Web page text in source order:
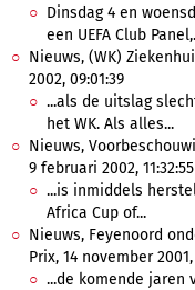
Dinsdag 4 en
een UEFA Club
Nieuws, (WK)
2002, 09:01:39
...als de uitslag
het WK. Als alles...
Nieuws,
9 februari 2002, 11:32:55
...is inmiddels
Africa Cup of...
Nieuws, Feyenoord
Prix, 14 november 2001,
...de komende jaren